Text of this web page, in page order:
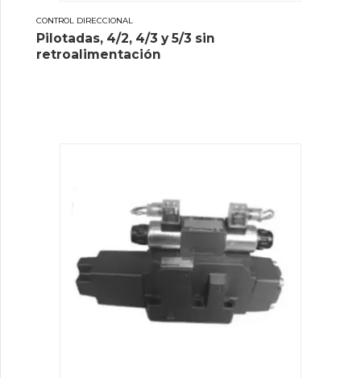
CONTROL DIRECCIONAL
Pilotadas, 4/2, 4/3 y 5/3 sin
retroalimentación